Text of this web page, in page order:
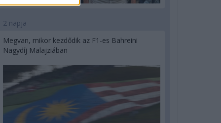
2 napja
Megvan, mikor kezdődik az F1-es Bahreini
Nagydíj Malajziában